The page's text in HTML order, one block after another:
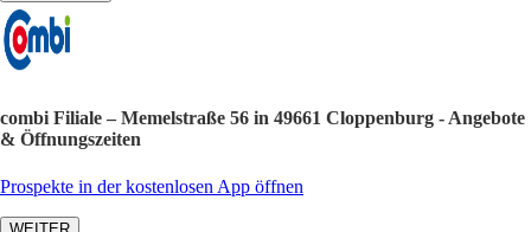
combi Filiale – Memelstraße 56 in 49661 Cloppenburg - Angebote
& Öffnungszeiten
Prospekte in der kostenlosen App öffnen